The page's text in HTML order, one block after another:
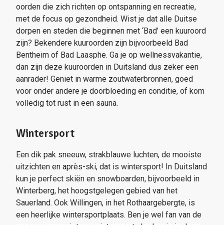
oorden die zich richten op ontspanning en recreatie,
met de focus op gezondheid. Wist je dat alle Duitse
dorpen en steden die beginnen met ‘Bad’ een kuuroord
zijn? Bekendere kuuroorden zijn bijvoorbeeld Bad
Bentheim of Bad Laasphe. Ga je op wellnessvakantie,
dan zijn deze kuuroorden in Duitsland dus zeker een
aanrader! Geniet in warme zoutwaterbronnen, goed
voor onder andere je doorbloeding en conditie, of kom
volledig tot rust in een sauna.
Wintersport
Een dik pak sneeuw, strakblauwe luchten, de mooiste
uitzichten en après-ski, dat is wintersport! In Duitsland
kun je perfect skiën en snowboarden, bijvoorbeeld in
Winterberg, het hoogstgelegen gebied van het
Sauerland. Ook Willingen, in het Rothaargebergte, is
een heerlijke wintersportplaats. Ben je wel fan van de